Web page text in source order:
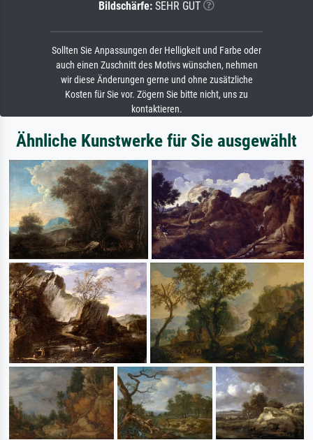
Bildschärfe: SEHR GUT
Sollten Sie Anpassungen der Helligkeit und Farbe oder
auch einen Zuschnitt des Motivs wünschen, nehmen
wir diese Änderungen gerne und ohne zusätzliche
Kosten für Sie vor. Zögern Sie bitte nicht, uns zu
kontaktieren.
Ähnliche Kunstwerke für Sie ausgewählt